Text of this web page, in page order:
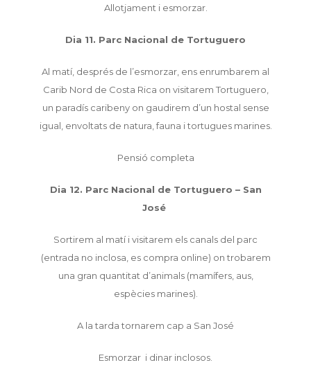
Allotjament i esmorzar.
Dia 11. Parc Nacional de Tortuguero
Al matí, després de l’esmorzar, ens enrumbarem al
Carib Nord de Costa Rica on visitarem Tortuguero,
un paradís caribeny on gaudirem d’un hostal sense
igual, envoltats de natura, fauna i tortugues marines.
Pensió completa
Dia 12. Parc Nacional de Tortuguero – San
José
Sortirem al matí i visitarem els canals del parc
(entrada no inclosa, es compra online) on trobarem
una gran quantitat d’animals (mamífers, aus,
espècies marines).
A la tarda tornarem cap a San José
Esmorzar i dinar inclosos.